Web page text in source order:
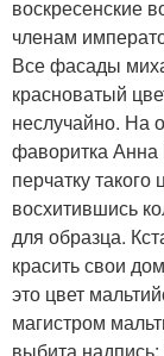
воскресенские
членам
Все фасады
красноватый
неслучайно. На
фаворитка Анна
перчатку
восхитившись
для образца.
красить свои
это цвет
магистром